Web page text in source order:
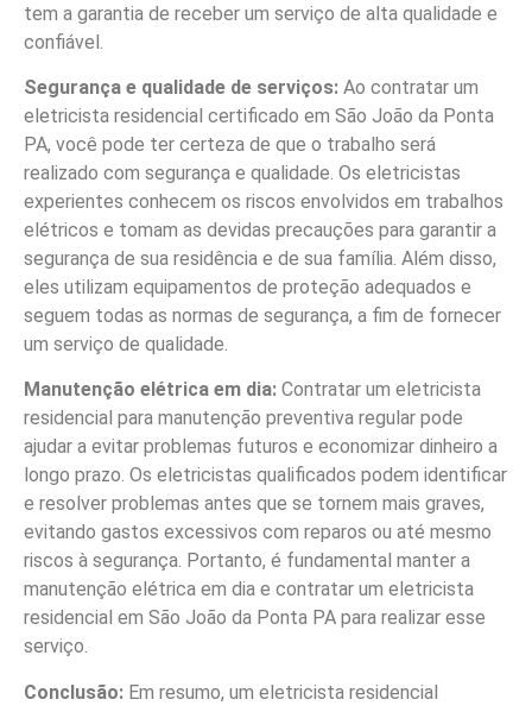
tem a garantia de receber um serviço de alta qualidade e
confiável.
Segurança e qualidade de serviços: Ao contratar um
eletricista residencial certificado em São João da Ponta
PA, você pode ter certeza de que o trabalho será
realizado com segurança e qualidade. Os eletricistas
experientes conhecem os riscos envolvidos em trabalhos
elétricos e tomam as devidas precauções para garantir a
segurança de sua residência e de sua família. Além disso,
eles utilizam equipamentos de proteção adequados e
seguem todas as normas de segurança, a fim de fornecer
um serviço de qualidade.
Manutenção elétrica em dia: Contratar um eletricista
residencial para manutenção preventiva regular pode
ajudar a evitar problemas futuros e economizar dinheiro a
longo prazo. Os eletricistas qualificados podem identificar
e resolver problemas antes que se tornem mais graves,
evitando gastos excessivos com reparos ou até mesmo
riscos à segurança. Portanto, é fundamental manter a
manutenção elétrica em dia e contratar um eletricista
residencial em São João da Ponta PA para realizar esse
serviço.
Conclusão: Em resumo, um eletricista residencial